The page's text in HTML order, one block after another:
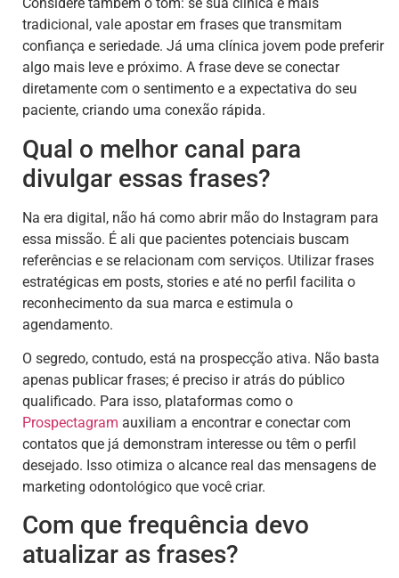
tradicional, vale apostar em frases que transmitam
confiança e seriedade. Já uma clínica jovem pode preferir
algo mais leve e próximo. A frase deve se conectar
diretamente com o sentimento e a expectativa do seu
paciente, criando uma conexão rápida.
Qual o melhor canal para
divulgar essas frases?
Na era digital, não há como abrir mão do Instagram para
essa missão. É ali que pacientes potenciais buscam
referências e se relacionam com serviços. Utilizar frases
estratégicas em posts, stories e até no perfil facilita o
reconhecimento da sua marca e estimula o
agendamento.
O segredo, contudo, está na prospecção ativa. Não basta
apenas publicar frases; é preciso ir atrás do público
qualificado. Para isso, plataformas como o
Prospectagram auxiliam a encontrar e conectar com
contatos que já demonstram interesse ou têm o perfil
desejado. Isso otimiza o alcance real das mensagens de
marketing odontológico que você criar.
Com que frequência devo
atualizar as frases?